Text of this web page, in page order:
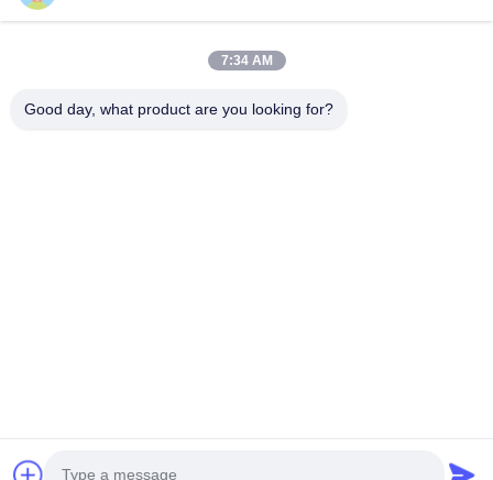
Película de embalagem de alimentos
Política de Privacidade
| © 2021-2026 Suzhou Kingred Material Technology
7:34 AM
Good day, what product are you looking for?